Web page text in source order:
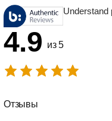
Understand
4.9 из 5
Отзывы